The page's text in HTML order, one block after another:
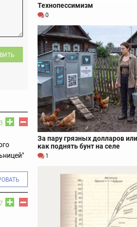
Технопессимизм
0
За пару грязных долларов
как поднять бунт на селе
1